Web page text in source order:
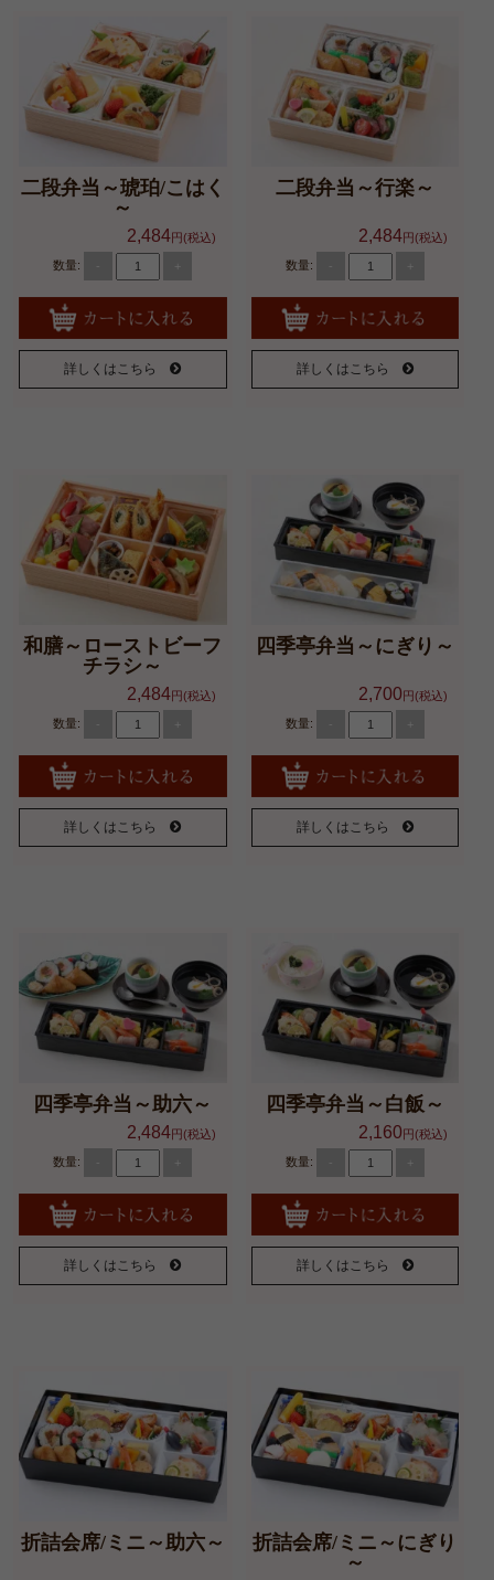
二段弁当～琥珀/こはく
～
2,484円(税込)
数量: +
詳しくはこちら
二段弁当～行楽～
2,484円(税込)
数量: +
詳しくはこちら
和膳～ローストビーフ
チラシ～
2,484円(税込)
数量: +
詳しくはこちら
四季亭弁当～にぎり～
2,700 円(税込)
数量: +
詳しくはこちら
四季亭弁当～助六～
2,484円(税込)
数量: +
詳しくはこちら
四季亭弁当～白飯～
2,160 円(税込)
数量: +
詳しくはこちら
折詰会席/ミニ～助六～
折詰会席/ミニ～にぎり
～